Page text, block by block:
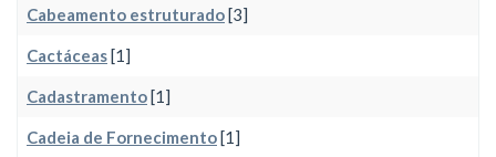
Cabeamento estruturado[3]
Cactáceas[1]
Cadastramento[1]
Cadeia de Fornecimento[1]